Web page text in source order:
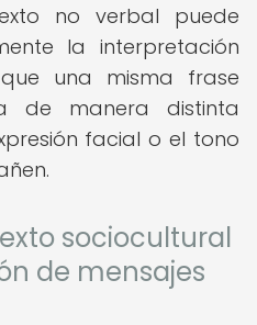
no verbal puede
la interpretación
una misma frase
de manera distinta
facial o el tono
sociocultural
de mensajes